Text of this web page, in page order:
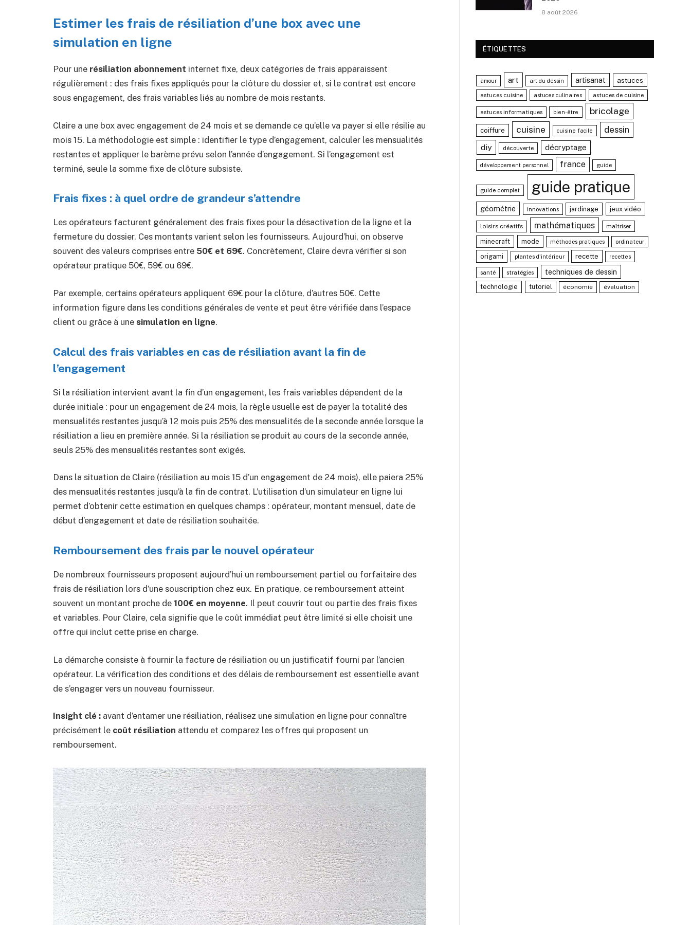
Estimer les frais de résiliation d’une box avec une
simulation en ligne
Pour une résiliation abonnement internet fixe, deux catégories de frais apparaissent
régulièrement : des frais fixes appliqués pour la clôture du dossier et, si le contrat est encore
sous engagement, des frais variables liés au nombre de mois restants.
Claire a une box avec engagement de 24 mois et se demande ce qu’elle va payer si elle résilie au
mois 15. La méthodologie est simple : identifier le type d’engagement, calculer les mensualités
restantes et appliquer le barème prévu selon l’année d’engagement. Si l’engagement est
terminé, seule la somme fixe de clôture subsiste.
Frais fixes : à quel ordre de grandeur s’attendre
Les opérateurs facturent généralement des frais fixes pour la désactivation de la ligne et la
fermeture du dossier. Ces montants varient selon les fournisseurs. Aujourd’hui, on observe
souvent des valeurs comprises entre 50€ et 69€. Concrètement, Claire devra vérifier si son
opérateur pratique 50€, 59€ ou 69€.
Par exemple, certains opérateurs appliquent 69€ pour la clôture, d’autres 50€. Cette
information figure dans les conditions générales de vente et peut être vérifiée dans l’espace
client ou grâce à une simulation en ligne.
Calcul des frais variables en cas de résiliation avant la fin de
l’engagement
Si la résiliation intervient avant la fin d’un engagement, les frais variables dépendent de la
durée initiale : pour un engagement de 24 mois, la règle usuelle est de payer la totalité des
mensualités restantes jusqu’à 12 mois puis 25% des mensualités de la seconde année lorsque la
résiliation a lieu en première année. Si la résiliation se produit au cours de la seconde année,
seuls 25% des mensualités restantes sont exigés.
Dans la situation de Claire (résiliation au mois 15 d’un engagement de 24 mois), elle paiera 25%
des mensualités restantes jusqu’à la fin de contrat. L’utilisation d’un simulateur en ligne lui
permet d’obtenir cette estimation en quelques champs : opérateur, montant mensuel, date de
début d’engagement et date de résiliation souhaitée.
Remboursement des frais par le nouvel opérateur
De nombreux fournisseurs proposent aujourd’hui un remboursement partiel ou forfaitaire des
frais de résiliation lors d’une souscription chez eux. En pratique, ce remboursement atteint
souvent un montant proche de 100€ en moyenne. Il peut couvrir tout ou partie des frais fixes
et variables. Pour Claire, cela signifie que le coût immédiat peut être limité si elle choisit une
offre qui inclut cette prise en charge.
La démarche consiste à fournir la facture de résiliation ou un justificatif fourni par l’ancien
opérateur. La vérification des conditions et des délais de remboursement est essentielle avant
de s’engager vers un nouveau fournisseur.
Insight clé : avant d’entamer une résiliation, réalisez une simulation en ligne pour connaître
précisément le coût résiliation attendu et comparez les offres qui proposent un
remboursement.
8 août 2026
ÉTIQUETTES
amour art art du dessin artisanat astuces
astuces cuisine astuces culinaires astuces de cuisine
astuces informatiques bien-être bricolage
coiffure cuisine cuisine facile dessin
diy découverte décryptage
développement personnel france guide
guide complet guide pratique
géométrie innovations jardinage jeux vidéo
loisirs créatifs mathématiques maîtriser
minecraft mode méthodes pratiques ordinateur
origami plantes d'intérieur recette recettes
santé stratégies techniques de dessin
technologie tutoriel économie évaluation